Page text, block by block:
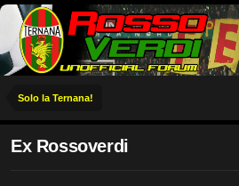
Solo la Ternana!
Ex Rossoverdi